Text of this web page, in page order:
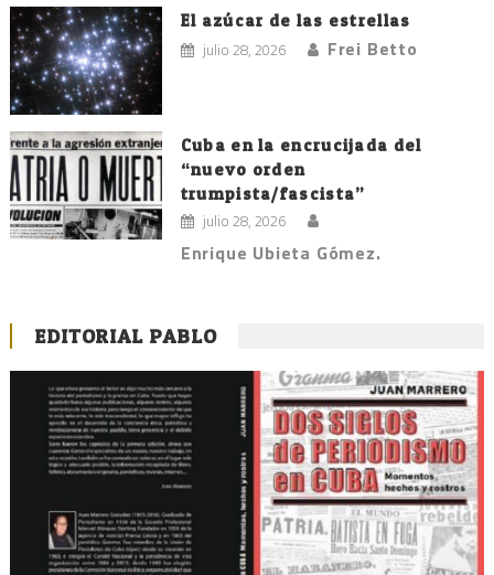
El azúcar de las estrellas
julio 28, 2026 Frei Betto
Cuba en la encrucijada del
“nuevo orden
trumpista/fascista”
julio 28, 2026
Enrique Ubieta Gómez.
EDITORIAL PABLO